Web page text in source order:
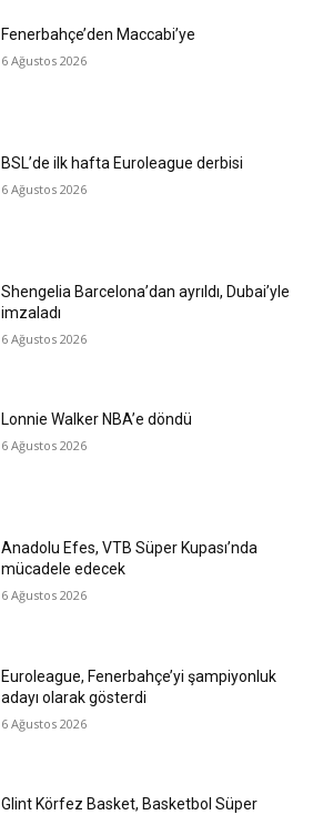
Fenerbahçe’den Maccabi’ye
6 Ağustos 2026
BSL’de ilk hafta Euroleague derbisi
6 Ağustos 2026
Shengelia Barcelona’dan ayrıldı, Dubai’yle
imzaladı
6 Ağustos 2026
Lonnie Walker NBA’e döndü
6 Ağustos 2026
Anadolu Efes, VTB Süper Kupası’nda
mücadele edecek
6 Ağustos 2026
Euroleague, Fenerbahçe’yi şampiyonluk
adayı olarak gösterdi
6 Ağustos 2026
Glint Körfez Basket, Basketbol Süper